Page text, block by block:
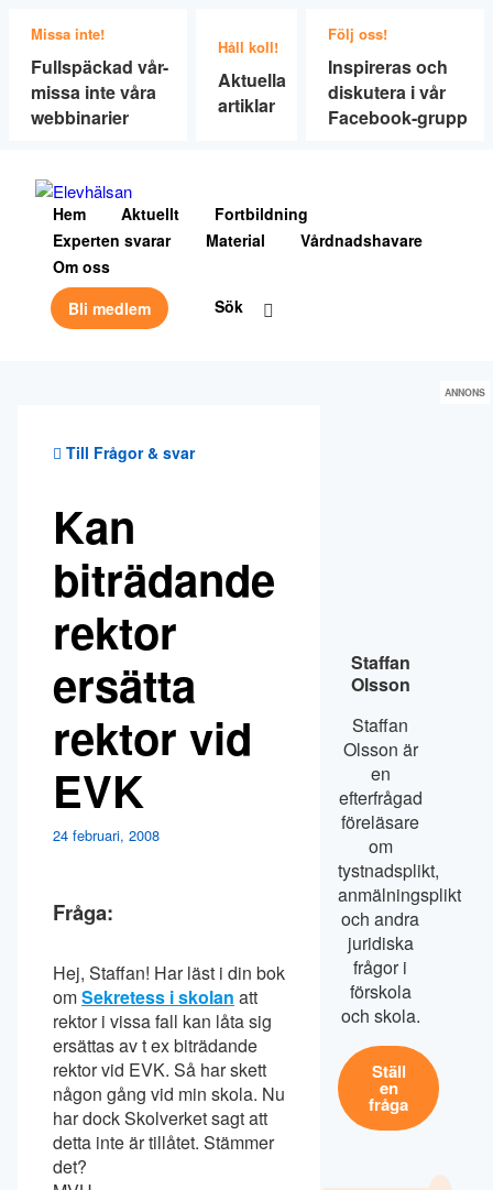
Missa inte!
Fullspäckad vår-
missa inte våra
webbinarier
Håll koll!
Aktuella
artiklar
Följ oss!
Inspireras och
diskutera i vår
Facebook-grupp
Hem Aktuellt
Fortbildning
Experten svarar
Material
Vårdnadshavare
Om oss
Bli medlem
Sök
Till Frågor & svar
Kan
biträdande
rektor
ersätta
rektor vid
EVK
24 februari, 2008
Fråga:
Hej, Staffan! Har läst i din bok
omSekretess i skolan att
rektor i vissa fall kan låta sig
ersättas av t ex biträdande
rektor vid EVK. Så har skett
någon gång vid min skola. Nu
har dock Skolverket sagt att
detta inte är tillåtet. Stämmer
det?
Staffan
Olsson
Staffan
Olsson är
en
efterfrågad
föreläsare
om
tystnadsplikt,
anmälningsplikt
och andra
juridiska
frågor i
förskola
och skola.
Ställ
en
fråga
ANNONS